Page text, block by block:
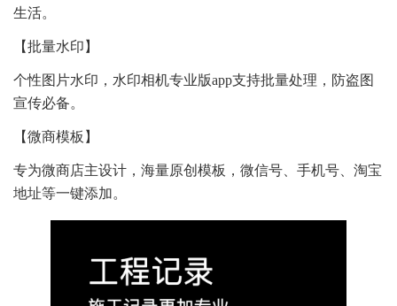
生活。
【批量水印】
个性图片水印，水印相机专业版app支持批量处理，防盗图
宣传必备。
【微商模板】
专为微商店主设计，海量原创模板，微信号、手机号、淘宝
地址等一键添加。